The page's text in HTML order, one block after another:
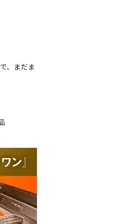
、まだま